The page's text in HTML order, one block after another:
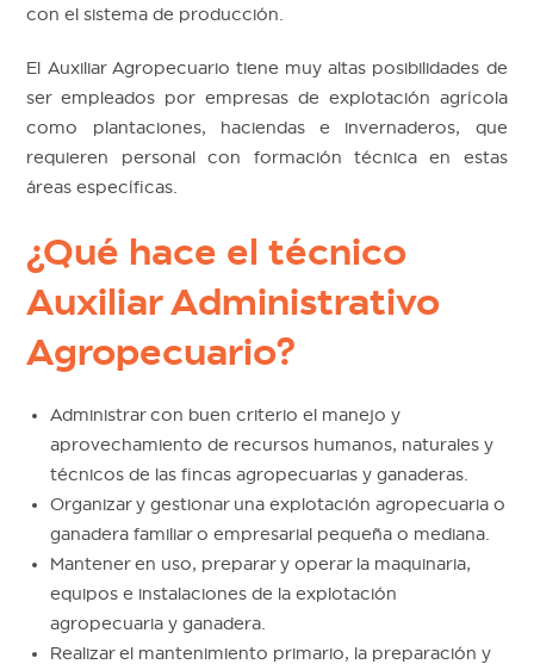
con el sistema de producción.
El Auxiliar Agropecuario tiene muy altas posibilidades de
ser empleados por empresas de explotación agrícola
como plantaciones, haciendas e invernaderos, que
requieren personal con formación técnica en estas
áreas específicas.
¿Qué hace el técnico
Auxiliar Administrativo
Agropecuario?
Administrar con buen criterio el manejo y
aprovechamiento de recursos humanos, naturales y
técnicos de las fincas agropecuarias y ganaderas.
Organizar y gestionar una explotación agropecuaria o
ganadera familiar o empresarial pequeña o mediana.
Mantener en uso, preparar y operar la maquinaria,
equipos e instalaciones de la explotación
agropecuaria y ganadera.
Realizar el mantenimiento primario, la preparación y